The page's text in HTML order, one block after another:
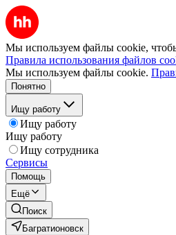
Мы используем файлы cookie,
Правила использования файлов
Мы используем файлы cookie.
Понятно
Ищу работу
Ищу работу
Ищу работу
Ищу сотрудника
Сервисы
Помощь
Ещё
Поиск
Багратионовск